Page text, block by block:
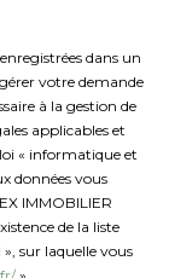
dans un
votre demande
à la gestion de
applicables et
« informatique et
données vous
IMMOBILIER
de la liste
sur laquelle vous